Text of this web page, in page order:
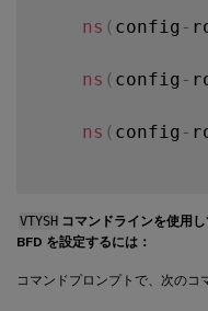
ns ( config -
ns ( config -
ns ( config -
VTYSH コマンドラインを使用
BFD を設定するには：
コマンドプロンプトで、次のコ